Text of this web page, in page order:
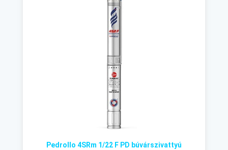
Pedrollo 4SRm 1/22 F PD búvárszivattyú